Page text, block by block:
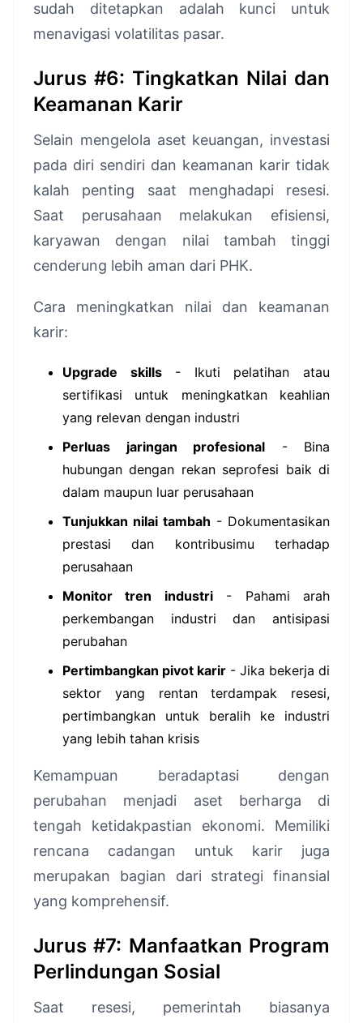
sudah ditetapkan adalah kunci untuk
menavigasi volatilitas pasar.
Jurus #6: Tingkatkan Nilai dan
Keamanan Karir
Selain mengelola aset keuangan, investasi
pada diri sendiri dan keamanan karir tidak
kalah penting saat menghadapi resesi.
Saat perusahaan melakukan efisiensi,
karyawan dengan nilai tambah tinggi
cenderung lebih aman dari PHK.
Cara meningkatkan nilai dan keamanan
karir:
Upgrade skills- Ikuti pelatihan atau
sertifikasi untuk meningkatkan keahlian
yang relevan dengan industri
Perluas jaringan profesional - Bina
hubungan dengan rekan seprofesi baik di
dalam maupun luar perusahaan
Tunjukkan nilai tambah - Dokumentasikan
prestasi dan kontribusimu terhadap
perusahaan
Monitor tren industri- Pahami arah
perkembangan industri dan antisipasi
perubahan
Pertimbangkan pivot karir - Jika bekerja di
sektor yang rentan terdampak resesi,
pertimbangkan untuk beralih ke industri
yang lebih tahan krisis
Kemampuan beradaptasi dengan
perubahan menjadi aset berharga di
tengah ketidakpastian ekonomi. Memiliki
rencana cadangan untuk karir juga
merupakan bagian dari strategi finansial
yang komprehensif.
Jurus #7: Manfaatkan Program
Perlindungan Sosial
Saat resesi, pemerintah biasanya